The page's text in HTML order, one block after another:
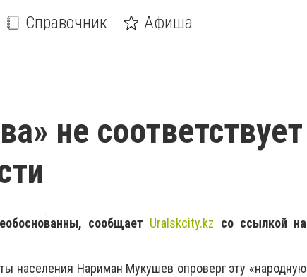
Справочник Афиша
не соответствует
сообщает Uralskcity.kz со ссылкой на
населения Нариман Мукушев опроверг эту «народную